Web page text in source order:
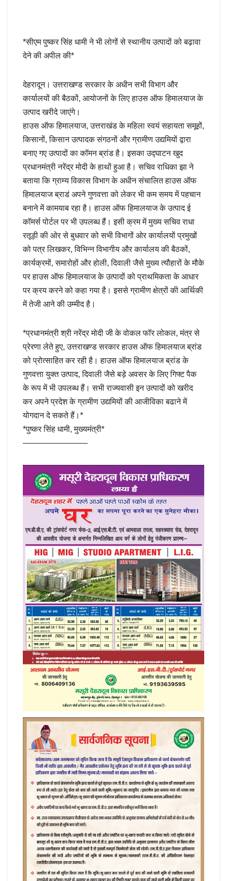
*सीएम पुष्कर सिंह धामी ने भी लोगों से स्थानीय उत्पादों को बढ़ावा
देने की अपील की*
देहरादून। उत्तराखण्ड सरकार के अधीन सभी विभाग और
कार्यालयों की बैठकों, आयोजनों के लिए हाउस ऑफ हिमालयाज के
उत्पाद खरीदे जाएंगे।
हाउस ऑफ हिमालयाज, उत्तराखंड के महिला स्वयं सहायता समूहों,
किसानों, किसान उत्पादक संगठनों और ग्रामीण उद्यमियों द्वारा
बनाए गए उत्पादों का कॉमन ब्रांड है। इसका उद्घाटन खुद
प्रधानमंत्री नरेंद्र मोदी के हाथों हुआ है। सचिव राधिका झा ने
बताया कि ग्राम्य विकास विभाग के अधीन संचालित हाउस ऑफ
हिमालयाज ब्राडं अपने गुणवत्ता को लेकर भी कम समय में पहचान
बनाने में कामयाब रहा है। हाउस ऑफ हिमालयाज के उत्पाद ई
कॉमर्स पोर्टल पर भी उपलब्ध हैं। इसी क्रम में मुख्य सचिव राधा
रतूड़ी की ओर से बुधवार को सभी विभागों ओर कार्यालयों प्रमुखों
को पत्र लिखकर, विभिन्न विभागीय और कार्यालय की बैठकों,
कार्यक्रमों, समारोहों और होली, दिवाली जैसे मुख्य त्यौहारों के मौके
पर हाउस ऑफ हिमालयाज के उत्पादों को प्राथमिकता के आधार
पर क्रय करने को कहा गया है। इससे ग्रामीण क्षेत्रों की आर्थिकी
में तेजी आने की उम्मीद है।
*प्रधानमंत्री श्री नरेंद्र मोदी जी के वोकल फॉर लोकल, मंत्र से
प्रेरणा लेते हुए, उत्तराखण्ड सरकार हाउस ऑफ हिमालयाज ब्रांड
को प्रोत्साहित कर रही है। हाउस ऑफ हिमालयाज ब्रांड के
गुणवत्ता युक्त उत्पाद, दिवाली जैसे बड़े अवसर के लिए गिफ्ट पैक
के रूप में भी उपलब्ध हैं। सभी राज्यवासी इन उत्पादों को खरीद
कर अपने प्रदेश के ग्रामीण उद्यमियों की आजीविका बढाने में
योगदान दे सकते हैं।*
*पुष्कर सिंह धामी, मुख्यमंत्री*
————————